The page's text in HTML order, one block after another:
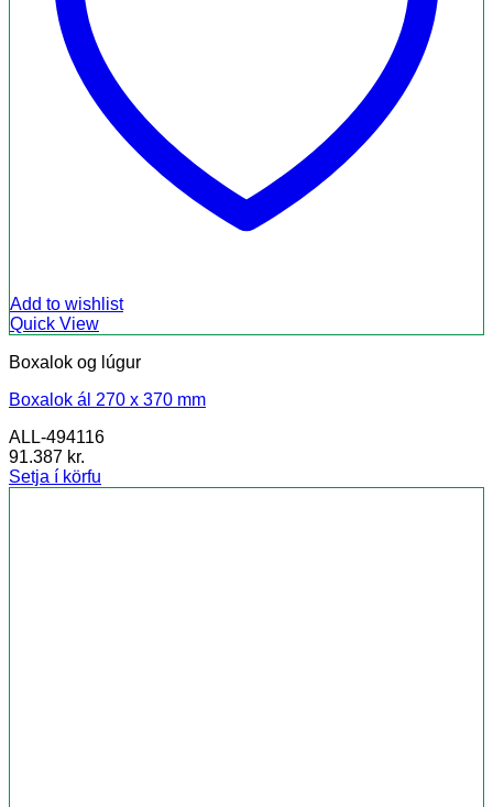
Add to wishlist
Quick View
Boxalok og lúgur
Boxalok ál 270 x 370 mm
ALL-494116
91.387 kr.
Setja í körfu